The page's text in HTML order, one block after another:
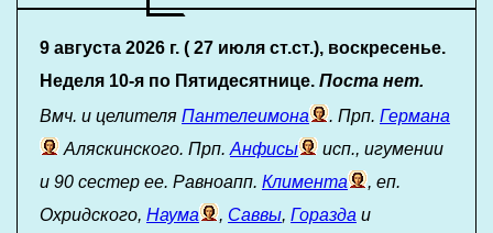
9 августа 2026 г. ( 27 июля ст.ст.), воскресенье.
Неделя 10-я по Пятидесятнице. Поста нет.
Вмч. и целителя Пантелеимона . Прп. Германа
Аляскинского. Прп. Анфисы
исп., игумении
и 90 сестер ее. Равноапп. Климента
, еп.
Охридского, Наума , Саввы, Горазда и